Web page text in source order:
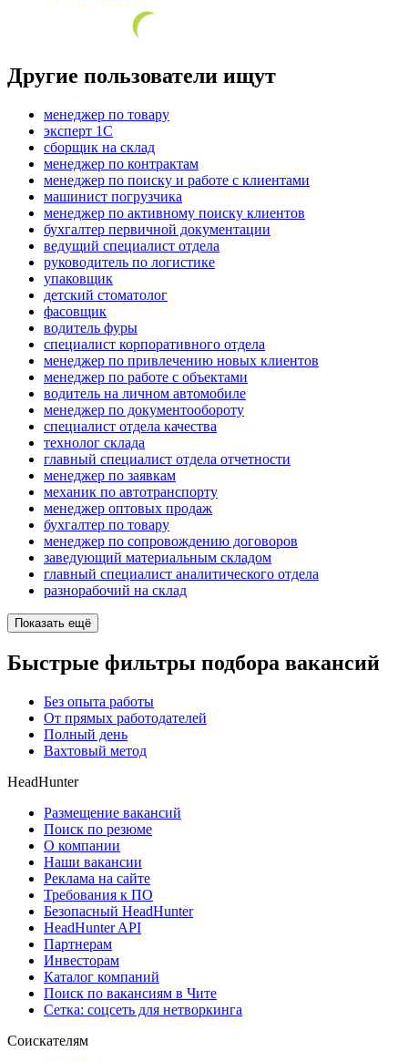
Другие пользователи ищут
менеджер по товару
эксперт 1С
сборщик на склад
менеджер по контрактам
менеджер по поиску и работе с клиентами
машинист погрузчика
менеджер по активному поиску клиентов
бухгалтер первичной документации
ведущий специалист отдела
руководитель по логистике
упаковщик
детский стоматолог
фасовщик
водитель фуры
специалист корпоративного отдела
менеджер по привлечению новых клиентов
менеджер по работе с объектами
водитель на личном автомобиле
менеджер по документообороту
специалист отдела качества
технолог склада
главный специалист отдела отчетности
менеджер по заявкам
механик по автотранспорту
менеджер оптовых продаж
бухгалтер по товару
менеджер по сопровождению договоров
заведующий материальным складом
главный специалист аналитического отдела
разнорабочий на склад
Показать ещё
Быстрые фильтры подбора вакансий
Без опыта работы
От прямых работодателей
Полный день
Вахтовый метод
HeadHunter
Размещение вакансий
Поиск по резюме
О компании
Наши вакансии
Реклама на сайте
Требования к ПО
Безопасный HeadHunter
HeadHunter API
Партнерам
Инвесторам
Каталог компаний
Поиск по вакансиям в Чите
Сетка: соцсеть для нетворкинга
Соискателям